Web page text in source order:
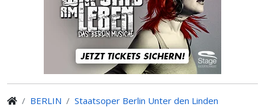
BERLIN
Staatsoper Berlin Unter den Linden